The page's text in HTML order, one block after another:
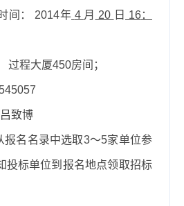
： 2014年 4 月 20 日 16：
程大厦450房间；
致博
报名名录中选取3～5家单位参
投标单位到报名地点领取招标